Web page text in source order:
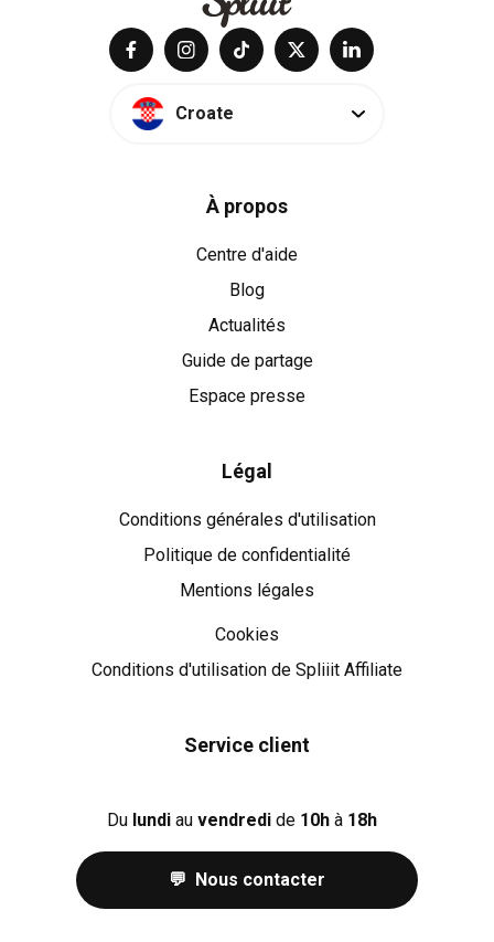
Croate
À propos
Centre d'aide
Blog
Actualités
Guide de partage
Espace presse
Légal
Conditions générales d'utilisation
Politique de confidentialité
Mentions légales
Cookies
Cookies
Conditions d'utilisation de Spliiit Affiliate
Service client
Du lundiau vendredide 10hà 18h
💬 Nous contacter